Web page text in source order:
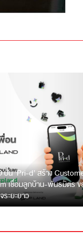
ปั้น ‘Pri-d’ สร้าง
เชื่อมลูกบ้าน-พันธมิตร ข
ะยะยาว